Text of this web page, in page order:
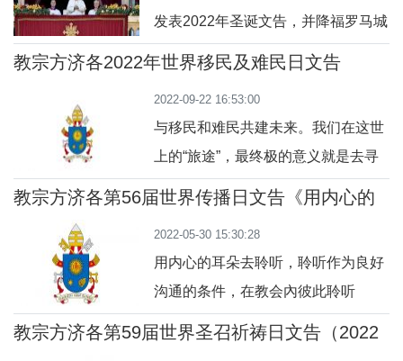
句话来勉励得撒洛尼教会，要他们保
持坚定，心神和双脚稳稳地扎根，目
事，即使是
发表2022年圣诞文告，并降福罗马城
和全世界。教宗在文告中指出，耶稣
接着，教宗念及在叙利亚、黎巴嫩、
缅甸、伊朗、也门、海地和非洲的悲
惨处境，并谴责每天有大量食物被糟
蹋，资源被浪费在武器上：不可把粮
尽快终止在乌
教宗方济各2022年世界移民及难民日文告
2022-09-22 16:53:00
与移民和难民共建未来。我们在这世
上的“旅途”，最终极的意义就是去寻
找我们真正的家乡。
教宗方济各第56届世界传播日文告《用内心的
耳朵去聆听》
2022-05-30 15:30:28
用内心的耳朵去聆听，聆听作为良好
沟通的条件，在教会內彼此聆听
教宗方济各第59届世界圣召祈祷日文告（2022